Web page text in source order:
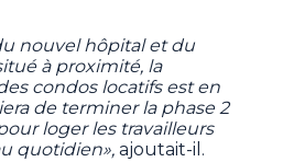
nouvel hôpital et du
à proximité, la
condos locatifs est en
de terminer la phase 2
loger les travailleurs
quotidien»,ajoutait-il.